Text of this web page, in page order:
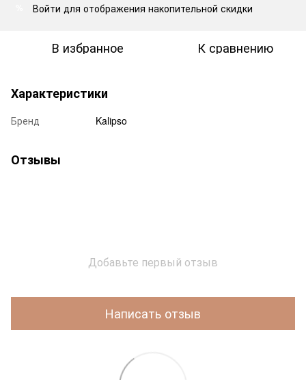
Войти для отображения накопительной скидки
В избранное К сравнению
Характеристики
Бренд Kalipso
Отзывы
Добавьте первый отзыв
Написать отзыв